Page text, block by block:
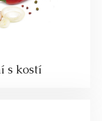
s kostí